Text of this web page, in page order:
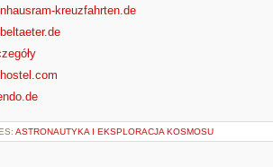
kreuzfahrten.de
ASTRONAUTYKA I EKSPLORACJA KOSMOSU